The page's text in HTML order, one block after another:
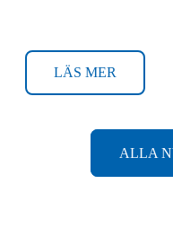
LÄS MER
ALLA